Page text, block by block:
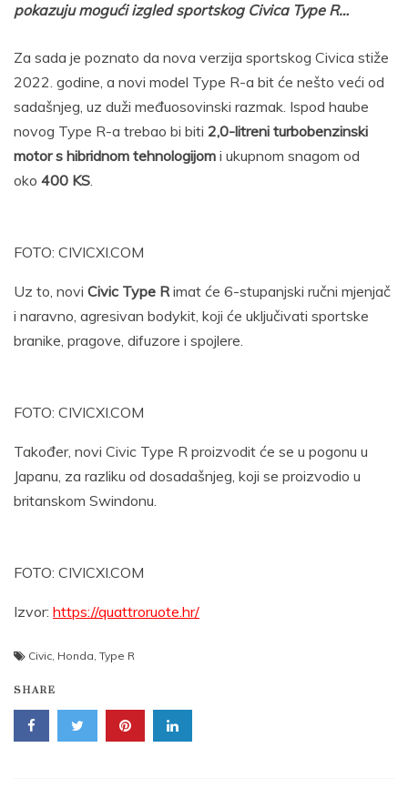
pokazuju mogući izgled sportskog Civica Type R…
Za sada je poznato da nova verzija sportskog Civica stiže
2022. godine, a novi model Type R-a bit će nešto veći od
sadašnjeg, uz duži međuosovinski razmak. Ispod haube
novog Type R-a trebao bi biti 2,0-litreni turbobenzinski
motor s hibridnom tehnologijom i ukupnom snagom od
oko 400 KS.
FOTO: CIVICXI.COM
Uz to, novi Civic Type Rimat će 6-stupanjski ručni mjenjač
i naravno, agresivan bodykit, koji će uključivati sportske
branike, pragove, difuzore i spojlere.
FOTO: CIVICXI.COM
Također, novi Civic Type R proizvodit će se u pogonu u
Japanu, za razliku od dosadašnjeg, koji se proizvodio u
britanskom Swindonu.
FOTO: CIVICXI.COM
Izvor: https://quattroruote.hr/
Civic, Honda, Type R
SHARE